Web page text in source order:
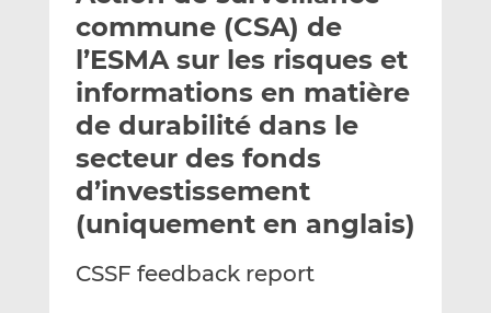
e
r
p
a
r
e
m
a
i
g
e
r
s
u
r
L
i
n
e
g
e
r
s
u
r
F
a
c
b
commune (CSA) de
l’ESMA sur les risques et
informations en matière
de durabilité dans le
secteur des fonds
d’investissement
(uniquement en anglais)
CSSF feedback report